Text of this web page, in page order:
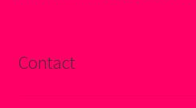
Contact